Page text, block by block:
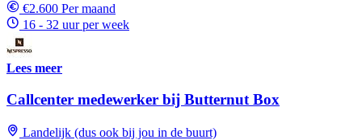
€2.600 Per maand
16 - 32 uur per week
Lees meer
Callcenter medewerker bij Butternut Box
Landelijk (dus ook bij jou in de buurt)